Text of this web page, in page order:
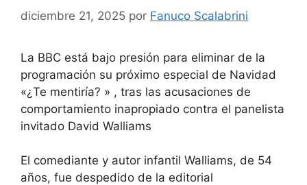
diciembre 21, 2025 por Fanuco Scalabrini
La BBC está bajo presión para eliminar de la
programación su próximo especial de Navidad
«¿Te mentiría? » , tras las acusaciones de
comportamiento inapropiado contra el panelista
invitado David Walliams
El comediante y autor infantil Walliams, de 54
años, fue despedido de la editorial